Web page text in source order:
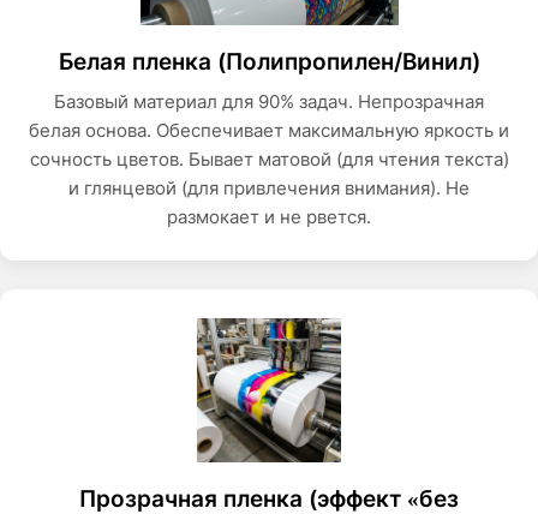
Белая пленка (Полипропилен/Винил)
Базовый материал для 90% задач. Непрозрачная
белая основа. Обеспечивает максимальную яркость и
сочность цветов. Бывает матовой (для чтения текста)
и глянцевой (для привлечения внимания). Не
размокает и не рвется.
Прозрачная пленка (эффект «без